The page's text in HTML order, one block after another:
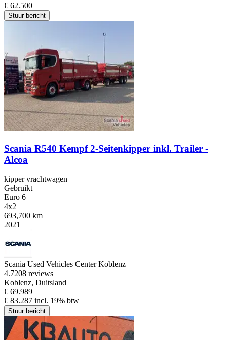
€ 62.500
Stuur bericht
Scania R540 Kempf 2-Seitenkipper inkl. Trailer -
Alcoa
kipper vrachtwagen
Gebruikt
Euro 6
4x2
693,700 km
2021
Scania Used Vehicles Center Koblenz
4.7208 reviews
Koblenz, Duitsland
€ 69.989
€ 83.287 incl. 19% btw
Stuur bericht